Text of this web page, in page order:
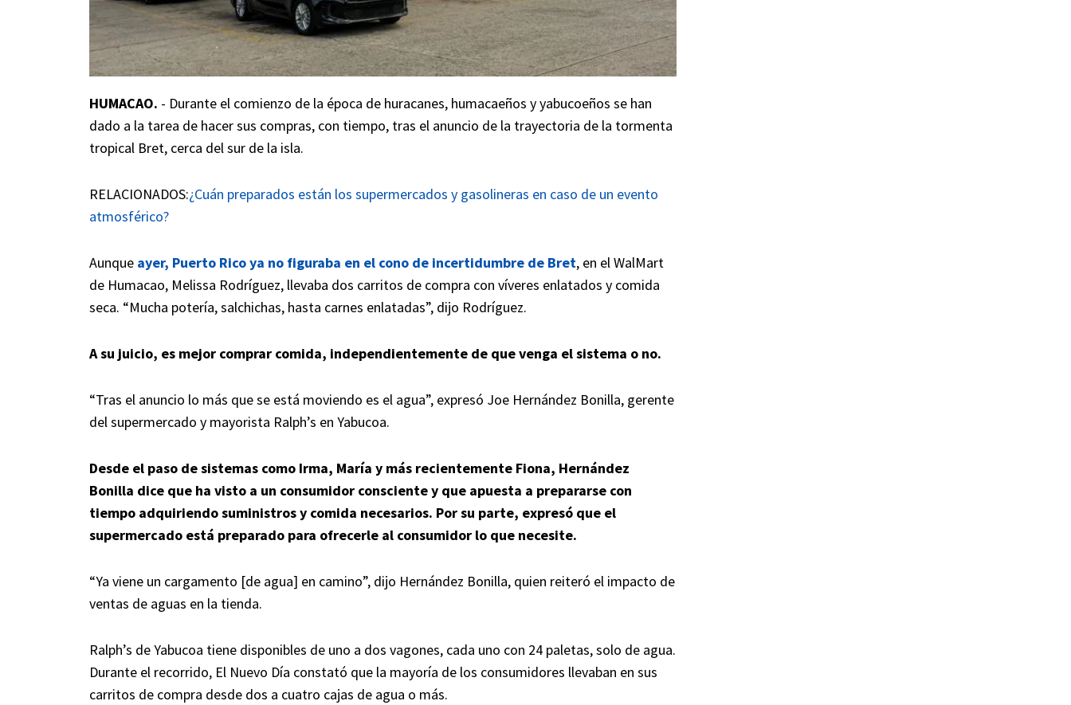
HUMACAO. - Durante el comienzo de la época de huracanes, humacaeños y yabucoeños se han
dado a la tarea de hacer sus compras, con tiempo, tras el anuncio de la trayectoria de la tormenta
tropical Bret, cerca del sur de la isla.
RELACIONADOS:¿Cuán preparados están los supermercados y gasolineras en caso de un evento
atmosférico?
Aunque ayer, Puerto Rico ya no figuraba en el cono de incertidumbre de Bret, en el WalMart
de Humacao, Melissa Rodríguez, llevaba dos carritos de compra con víveres enlatados y comida
seca. “Mucha potería, salchichas, hasta carnes enlatadas”, dijo Rodríguez.
A su juicio, es mejor comprar comida, independientemente de que venga el sistema o no.
“Tras el anuncio lo más que se está moviendo es el agua”, expresó Joe Hernández Bonilla, gerente
del supermercado y mayorista Ralph’s en Yabucoa.
Desde el paso de sistemas como Irma, María y más recientemente Fiona, Hernández
Bonilla dice que ha visto a un consumidor consciente y que apuesta a prepararse con
tiempo adquiriendo suministros y comida necesarios. Por su parte, expresó que el
supermercado está preparado para ofrecerle al consumidor lo que necesite.
“Ya viene un cargamento [de agua] en camino”, dijo Hernández Bonilla, quien reiteró el impacto de
ventas de aguas en la tienda.
Ralph’s de Yabucoa tiene disponibles de uno a dos vagones, cada uno con 24 paletas, solo de agua.
Durante el recorrido, El Nuevo Día constató que la mayoría de los consumidores llevaban en sus
carritos de compra desde dos a cuatro cajas de agua o más.